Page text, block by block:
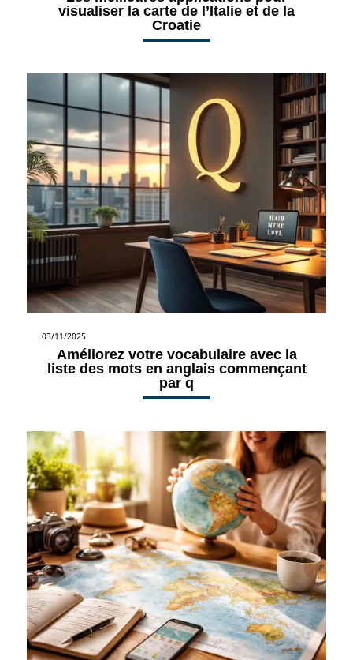
visualiser la carte de l’Italie et de la
Croatie
03/11/2025
Améliorez votre vocabulaire avec la
liste des mots en anglais commençant
par q